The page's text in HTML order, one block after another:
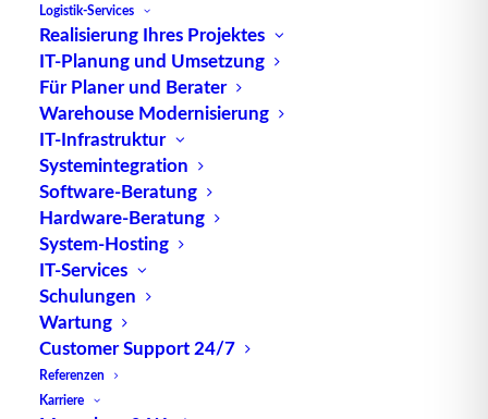
Logistik-Services
Realisierung Ihres Projektes
IT-Planung und Umsetzung
Für Planer und Berater
Warehouse Modernisierung
IT-Infrastruktur
Systemintegration
Software-Beratung
Hardware-Beratung
System-Hosting
IT-Services
Schulungen
Wartung
Customer Support 24/7
Referenzen
Karriere
Als Portmanteau, auch Kofferwort
genannt, bezeichnet die Linguistik
einen…
by Peter Klement
TUP GmbH & Co. KG